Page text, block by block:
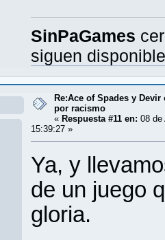
SinPaGames
siguen
Re:Ace of Spades y
por racismo
« Respuesta #11 en: 08 de
15:39:27 »
Ya, y
de un juego
gloria.